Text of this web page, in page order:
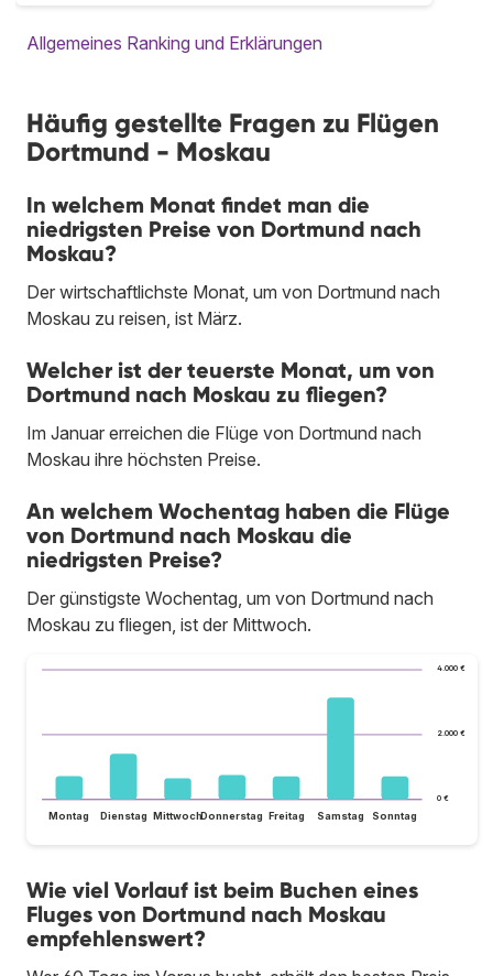
Allgemeines Ranking und Erklärungen
Häufig gestellte Fragen zu Flügen
Dortmund - Moskau
In welchem Monat findet man die
niedrigsten Preise von Dortmund nach
Moskau?
Der wirtschaftlichste Monat, um von Dortmund nach
Moskau zu reisen, ist März.
Welcher ist der teuerste Monat, um von
Dortmund nach Moskau zu fliegen?
Im Januar erreichen die Flüge von Dortmund nach
Moskau ihre höchsten Preise.
An welchem Wochentag haben die Flüge
von Dortmund nach Moskau die
niedrigsten Preise?
Der günstigste Wochentag, um von Dortmund nach
Moskau zu fliegen, ist der Mittwoch.
0 €
2.000 €
4.000 €
Montag Dienstag MittwochDonnerstag Freitag Samstag Sonntag
Wie viel Vorlauf ist beim Buchen eines
Fluges von Dortmund nach Moskau
empfehlenswert?